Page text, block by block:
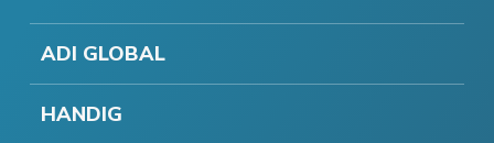
ADI GLOBAL
HANDIG